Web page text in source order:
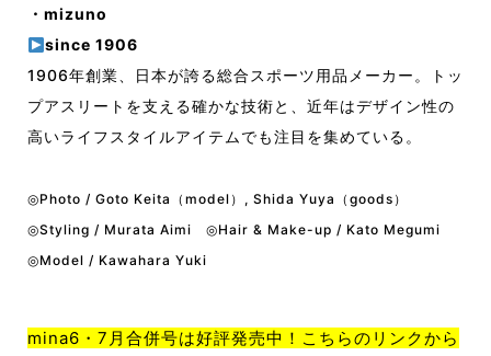
・mizuno
since 1906
1906年創業、日本が誇る総合スポーツ用品メーカー。トッ
プアスリートを支える確かな技術と、近年はデザイン性の
高いライフスタイルアイテムでも注目を集めている。
◎Photo / Goto Keita（model）, Shida Yuya（goods）
◎Styling / Murata Aimi ◎Hair & Make-up / Kato Megumi
◎Model / Kawahara Yuki
mina6・7月合併号は好評発売中！こちらのリンクから